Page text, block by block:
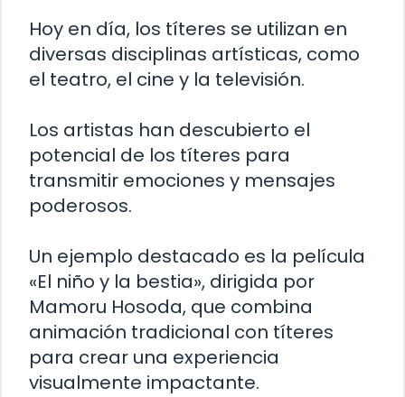
Hoy en día, los títeres se utilizan en
diversas disciplinas artísticas, como
el teatro, el cine y la televisión.
Los artistas han descubierto el
potencial de los títeres para
transmitir emociones y mensajes
poderosos.
Un ejemplo destacado es la película
«El niño y la bestia», dirigida por
Mamoru Hosoda, que combina
animación tradicional con títeres
para crear una experiencia
visualmente impactante.